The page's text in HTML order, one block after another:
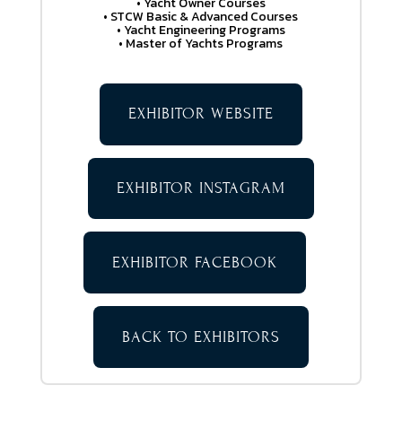
• STCW Basic & Advanced Courses
• Yacht Engineering Programs
• Master of Yachts Programs
EXHIBITOR WEBSITE
EXHIBITOR INSTAGRAM
EXHIBITOR FACEBOOK
BACK TO EXHIBITORS